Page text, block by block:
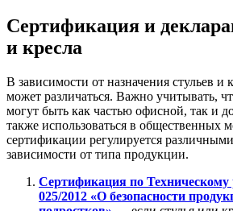
Сертификация и
и кресла
В зависимости от назначения стульев и
может различаться. Важно учитывать,
могут быть как частью офисной, так и
также использоваться в общественных
сертификации регулируется
зависимости от типа продукции.
Сертификация по
025/2012 «О безопасности